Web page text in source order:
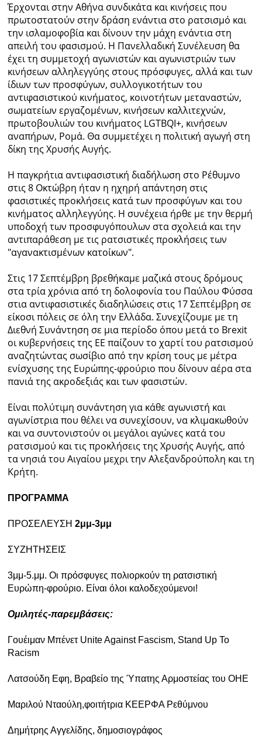
Έρχονται στην Αθήνα συνδικάτα και κινήσεις που
πρωτοστατούν στην δράση ενάντια στο ρατσισμό και
την ισλαμοφοβία και δίνουν την μάχη ενάντια στη
απειλή του φασισμού. Η Πανελλαδική Συνέλευση θα
έχει τη συμμετοχή αγωνιστών και αγωνιστριών των
κινήσεων αλληλεγγύης στους πρόσφυγες, αλλά και των
ίδιων των προσφύγων, συλλογικοτήτων του
αντιφασιστικού κινήματος, κοινοτήτων μεταναστών,
σωματείων εργαζομένων, κινήσεων καλλιτεχνών,
πρωτοβουλιών του κινήματος LGTBQΙ+, κινήσεων
αναπήρων, Ρομά. Θα συμμετέχει η πολιτική αγωγή στη
δίκη της Χρυσής Αυγής.
Η παγκρήτια αντιφασιστική διαδήλωση στο Ρέθυμνο
στις 8 Οκτώβρη ήταν η ηχηρή απάντηση στις
φασιστικές προκλήσεις κατά των προσφύγων και του
κινήματος αλληλεγγύης. Η συνέχεια ήρθε με την θερμή
υποδοχή των προσφυγόπουλων στα σχολειά και την
αντιπαράθεση με τις ρατσιστικές προκλήσεις των
"αγανακτισμένων κατοίκων".
Στις 17 Σεπτέμβρη βρεθήκαμε μαζικά στους δρόμους
στα τρία χρόνια από τη δολοφονία του Παύλου Φύσσα
στια αντιφασιστικές διαδηλώσεις στις 17 Σεπτέμβρη σε
είκοσι πόλεις σε όλη την Ελλάδα. Συνεχίζουμε με τη
Διεθνή Συνάντηση σε μια περίοδο όπου μετά το Brexit
οι κυβερνήσεις της ΕΕ παίζουν το χαρτί του ρατσισμού
αναζητώντας σωσίβιο από την κρίση τους με μέτρα
ενίσχυσης της Ευρώπης-φρούριο που δίνουν αέρα στα
πανιά της ακροδεξιάς και των φασιστών.
Είναι πολύτιμη συνάντηση για κάθε αγωνιστή και
αγωνίστρια που θέλει να συνεχίσουν, να κλιμακωθούν
και να συντονιστούν οι μεγάλοι αγώνες κατά του
ρατσισμού και τις προκλήσεις της Χρυσής Αυγής, από
τα νησιά του Αιγαίου μεχρι την Αλεξανδρούπολη και τη
Κρήτη.
ΠΡΟΓΡΑΜΜΑ
ΠΡΟΣΕΛΕΥΣΗ 2μμ-3μμ
ΣΥΖΗΤΗΣΕΙΣ
3μμ-5.μμ. Οι πρόσφυγες πολιορκούν τη ρατσιστική
Ευρώπη-φρούριο. Είναι όλοι καλοδεχούμενοι!
Ομιλητές-παρεμβάσεις:
Γουέιμαν Μπένετ Unite Against Fascism, Stand Up To
Racism
Λατσούδη Εφη, Βραβείο της Ύπατης Αρμοστείας του ΟΗΕ
Μαριλού Νταούλη,φοιτήτρια ΚΕΕΡΦΑ Ρεθύμνου
Δημήτρης Αγγελίδης, δημοσιογράφος